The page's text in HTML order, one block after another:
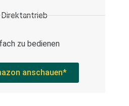
Direktantrieb
zu bedienen
anschauen*